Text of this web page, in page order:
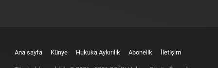
Ana sayfa Künye Hukuka Aykırılık Abonelik İletişim